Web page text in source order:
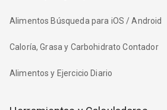
Alimentos Búsqueda para iOS / Android
Caloría, Grasa y Carbohidrato Contador
Alimentos y Ejercicio Diario